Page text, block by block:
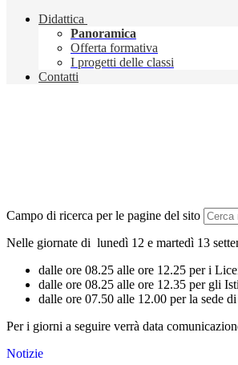
Didattica
Panoramica
Offerta formativa
I progetti delle classi
Contatti
Campo di ricerca per le pagine del sito
Nelle giornate di lunedì 12 e martedì 13
dalle ore 08.25 alle ore 12.25 per i
dalle ore 08.25 alle ore 12.35 per gli
dalle ore 07.50 alle 12.00 per la sede
Per i giorni a seguire verrà data
Notizie